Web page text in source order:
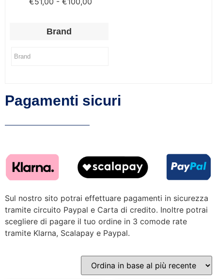
Brand
Pagamenti sicuri
Sul nostro sito potrai effettuare pagamenti in sicurezza
tramite circuito Paypal e Carta di credito. Inoltre potrai
scegliere di pagare il tuo ordine in 3 comode rate
tramite Klarna, Scalapay e Paypal.